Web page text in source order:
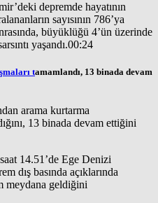
depremde hayatının
sayısının 786’ya
büyüklüğü 4’ün üzerinde
yaşandı.00:24
tamamlandı, 13 binada devam
arama kurtarma
13 binada devam ettiğini